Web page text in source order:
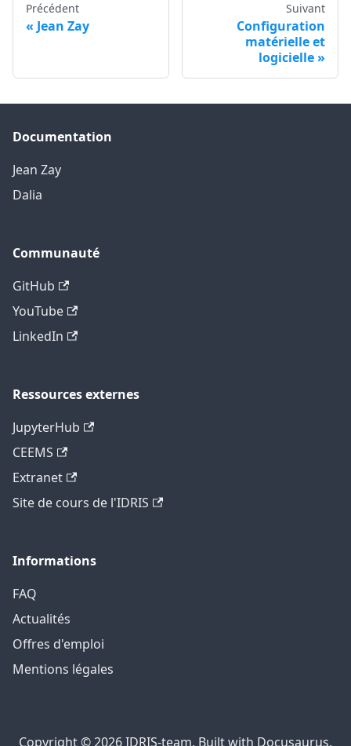
Précédent
Jean Zay
Suivant
Configuration
matérielle et
logicielle
Documentation
Jean Zay
Dalia
Communauté
GitHub
YouTube
LinkedIn
Ressources externes
JupyterHub
CEEMS
Extranet
Site de cours de l'IDRIS
Informations
FAQ
Actualités
Offres d'emploi
Mentions légales
Copyright © 2026 IDRIS-team, Built with Docusaurus.